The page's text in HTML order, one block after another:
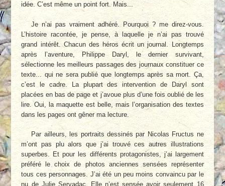
idée. C’est même un point fort. Mais...
Je n’ai pas vraiment adhéré. Pourquoi ? me direz-vous.
L’histoire racontée, je pense, à laquelle je n’ai pas trouvé
grand intérêt. Chacun des héros écrit un journal. Longtemps
après l’aventure, Philippe Daryl, le dernier survivant,
sélectionne les meilleurs passages des journaux constituer ce
texte... qui ne sera publié que longtemps après sa mort. Ça,
c’est le cadre. La plupart des intervention de Daryl sont
placées en bas de page et j’avoue plus d’une fois oublié de les
lire. Oui, la maquette est belle, mais l’organisation des textes
dans les pages ont gêner ma lecture.
Par ailleurs, les portraits dessinés par Nicolas Fructus ne
m’ont pas plu alors que j’ai trouvé ces autres illustrations
superbes. Et pour les différents protagonistes, j’ai largement
préféré le choix de photos anciennes sensées représenter
tous ces personnages. J’ai été un peu moins convaincu par le
nu de Julie Servadac. Elle n’est sensée avoir seulement 16